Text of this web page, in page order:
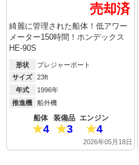
売却済
綺麗に管理された船体！低アワー
メーター150時間！ホンデックス
HE-90S
形状
プレジャーボート
サイズ
23ft
年式
1996年
推進機
船外機
船体
4
装備品
3
エンジン
4
2026年05月18日